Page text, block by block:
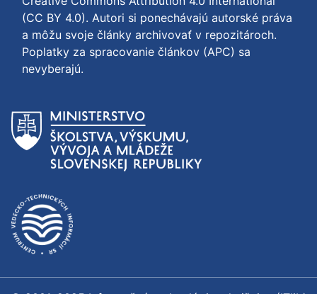
(CC BY 4.0). Autori si ponechávajú autorské práva
a môžu svoje články archivovať v repozitároch.
Poplatky za spracovanie článkov (APC) sa
nevyberajú.